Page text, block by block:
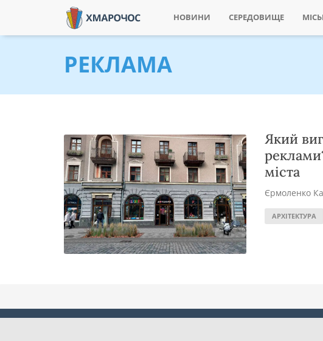
НОВИНИ СЕРЕДОВИЩЕ
РЕКЛАМА
Який
міста
Єрмоленко
АРХІТЕКТУРА